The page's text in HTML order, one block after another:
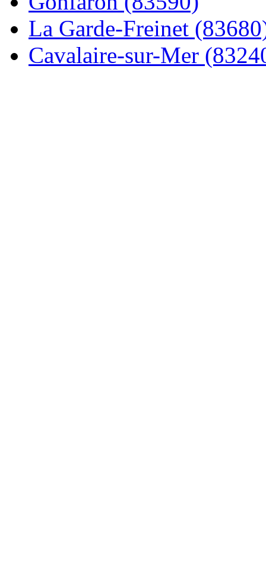
La Garde-Freinet
Cavalaire-sur-Mer